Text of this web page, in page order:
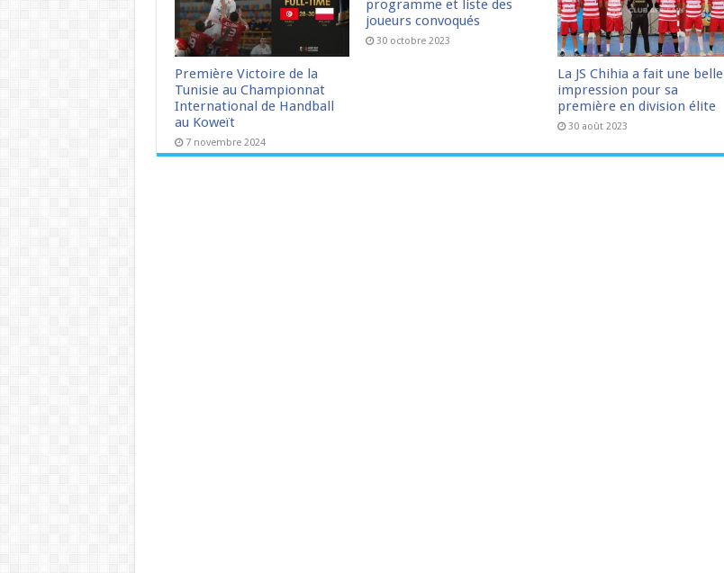
Première Victoire de la
Tunisie au Championnat
International de Handball
au Koweït
7 novembre 2024
programme et liste des
joueurs convoqués
30 octobre 2023
La JS Chihia a fait une belle
impression pour sa
première en division élite
30 août 2023